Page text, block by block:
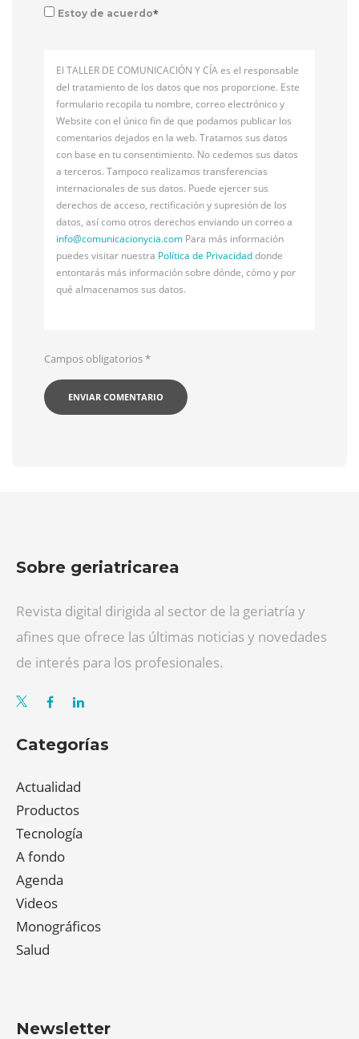
Estoy de acuerdo*
El TALLER DE COMUNICACIÓN Y CÍA es el responsable
del tratamiento de los datos que nos proporcione. Este
formulario recopila tu nombre, correo electrónico y
Website con el único fin de que podamos publicar los
comentarios dejados en la web. Tratamos sus datos
con base en tu consentimiento. No cedemos sus datos
a terceros. Tampoco realizamos transferencias
internacionales de sus datos. Puede ejercer sus
derechos de acceso, rectificación y supresión de los
datos, así como otros derechos enviando un correo a
info@comunicacionycia.com Para más información
puedes visitar nuestra Política de Privacidaddonde
entontarás más información sobre dónde, cómo y por
qué almacenamos sus datos.
Campos obligatorios*
Sobre geriatricarea
Revista digital dirigida al sector de la geriatría y
afines que ofrece las últimas noticias y novedades
de interés para los profesionales.
Categorías
Actualidad
Productos
Tecnología
A fondo
Agenda
Videos
Monográficos
Salud
Newsletter